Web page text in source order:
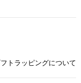
バッグ
トラッピングについて